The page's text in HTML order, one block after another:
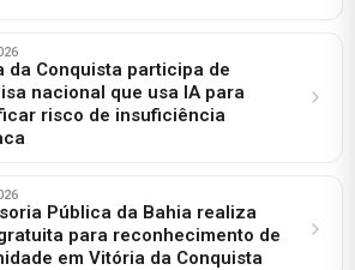
da Conquista participa de
nacional que usa IA para
risco de insuficiência
Pública da Bahia realiza
para reconhecimento de
em Vitória da Conquista